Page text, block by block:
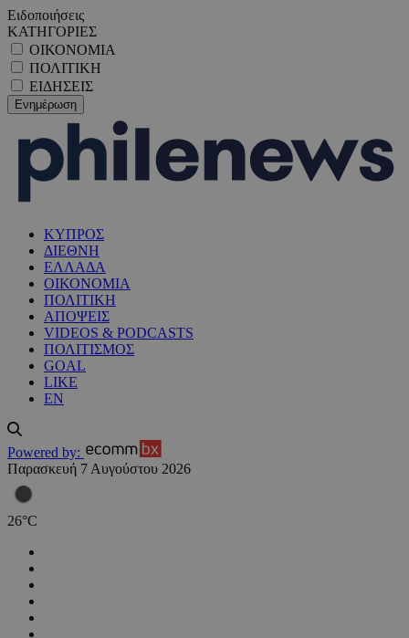
Ειδοποιήσεις
ΚΑΤΗΓΟΡΙΕΣ
ΟΙΚΟΝΟΜΙΑ
ΠΟΛΙΤΙΚΗ
ΕΙΔΗΣΕΙΣ
ΚΥΠΡΟΣ
ΔΙΕΘΝΗ
ΕΛΛΑΔΑ
ΟΙΚΟΝΟΜΙΑ
ΠΟΛΙΤΙΚΗ
ΑΠΟΨΕΙΣ
VIDEOS & PODCASTS
ΠΟΛΙΤΙΣΜΟΣ
GOAL
LIKE
EN
Powered by:
Παρασκευή 7 Αυγούστου 2026
26°C